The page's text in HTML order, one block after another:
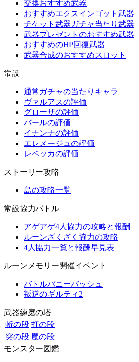
交換おすすめ武器
おすすめエクスインゴット武器
チケット武器ガチャ当たり武器
武器プレゼントのおすすめ武器
おすすめのHP回復武器
武器合成のおすすめスロット
常設
通常ガチャの当たりキャラ
ヴァルアスの評価
グローザの評価
バールの評価
イナンナの評価
エレメージュの評価
レベッカの評価
ストーリー攻略
島の攻略一覧
常設協力バトル
アゲアゲ4人協力の攻略と報酬
ルーンざくざく協力の攻略
4人協力一覧と報酬早見表
ルーンメモリー開催イベント
バトルバニーバッシュ
叛逆のギルティ2
武器練磨の塔
斬の段 打の段
突の段 魔の段
モンスター図鑑